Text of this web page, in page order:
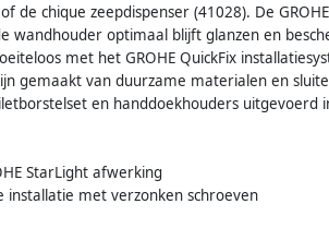
de chique zeepdispenser (41028). De GROHE
wandhouder optimaal blijft glanzen en
met het GROHE QuickFix
gemaakt van duurzame materialen en
en handdoekhouders uitgevoerd
StarLight afwerking
installatie met verzonken schroeven